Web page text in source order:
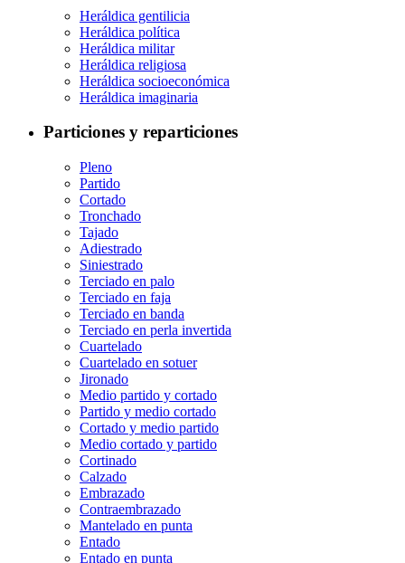
Heráldica gentilicia
Heráldica política
Heráldica militar
Heráldica religiosa
Heráldica socioeconómica
Heráldica imaginaria
Particiones y reparticiones
Pleno
Partido
Cortado
Tronchado
Tajado
Adiestrado
Siniestrado
Terciado en palo
Terciado en faja
Terciado en banda
Terciado en perla invertida
Cuartelado
Cuartelado en sotuer
Jironado
Medio partido y cortado
Partido y medio cortado
Cortado y medio partido
Medio cortado y partido
Cortinado
Calzado
Embrazado
Contraembrazado
Mantelado en punta
Entado
Entado en punta